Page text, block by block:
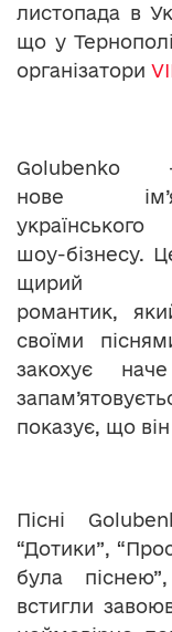
листопада в
що у
організатори
Golubenko
нове
українського
шоу-бізнесу.
щирий
романтик,
своїми
закохує
показує, що
Пісні
“Дотики”,
була
встигли